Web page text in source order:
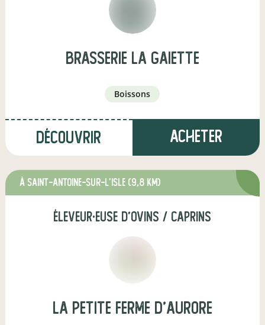
Brasserie la gaiette
boissons
Découvrir Acheter
à Saint-Antoine-sur-l'Isle (9,8 km)
éleveur·euse d'ovins / caprins
la petite ferme d'aurore